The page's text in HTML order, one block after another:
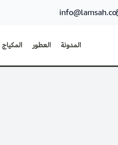
info@lamsah.co
المدونة العطور المكياج